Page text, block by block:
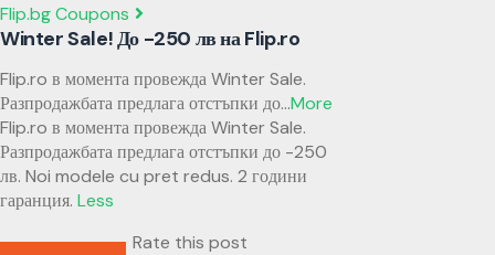
Flip.bg Coupons
Winter Sale! До -250 лв на Flip.ro
Flip.ro в момента провежда Winter Sale.
Разпродажбата предлага отстъпки до...More
Flip.ro в момента провежда Winter Sale.
Разпродажбата предлага отстъпки до -250
лв. Noi modele cu pret redus. 2 години
гаранция. Less
Rate this post